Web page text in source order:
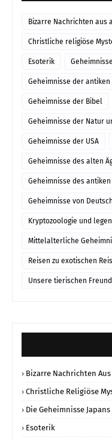
Bizarre Nachrichten aus
Christliche religiöse
Esoterik
Geheimnisse der
Geheimnisse der Bibel
Geheimnisse der Natur
Geheimnisse der USA
Geheimnisse des alten
Geheimnisse des
Geheimnisse von
Kryptozoologie und
Mittelalterliche
Reisen zu exotischen
Unsere tierischen
Bizarre Nachrichten
Christliche Religiöse
Die Geheimnisse Japans
Esoterik